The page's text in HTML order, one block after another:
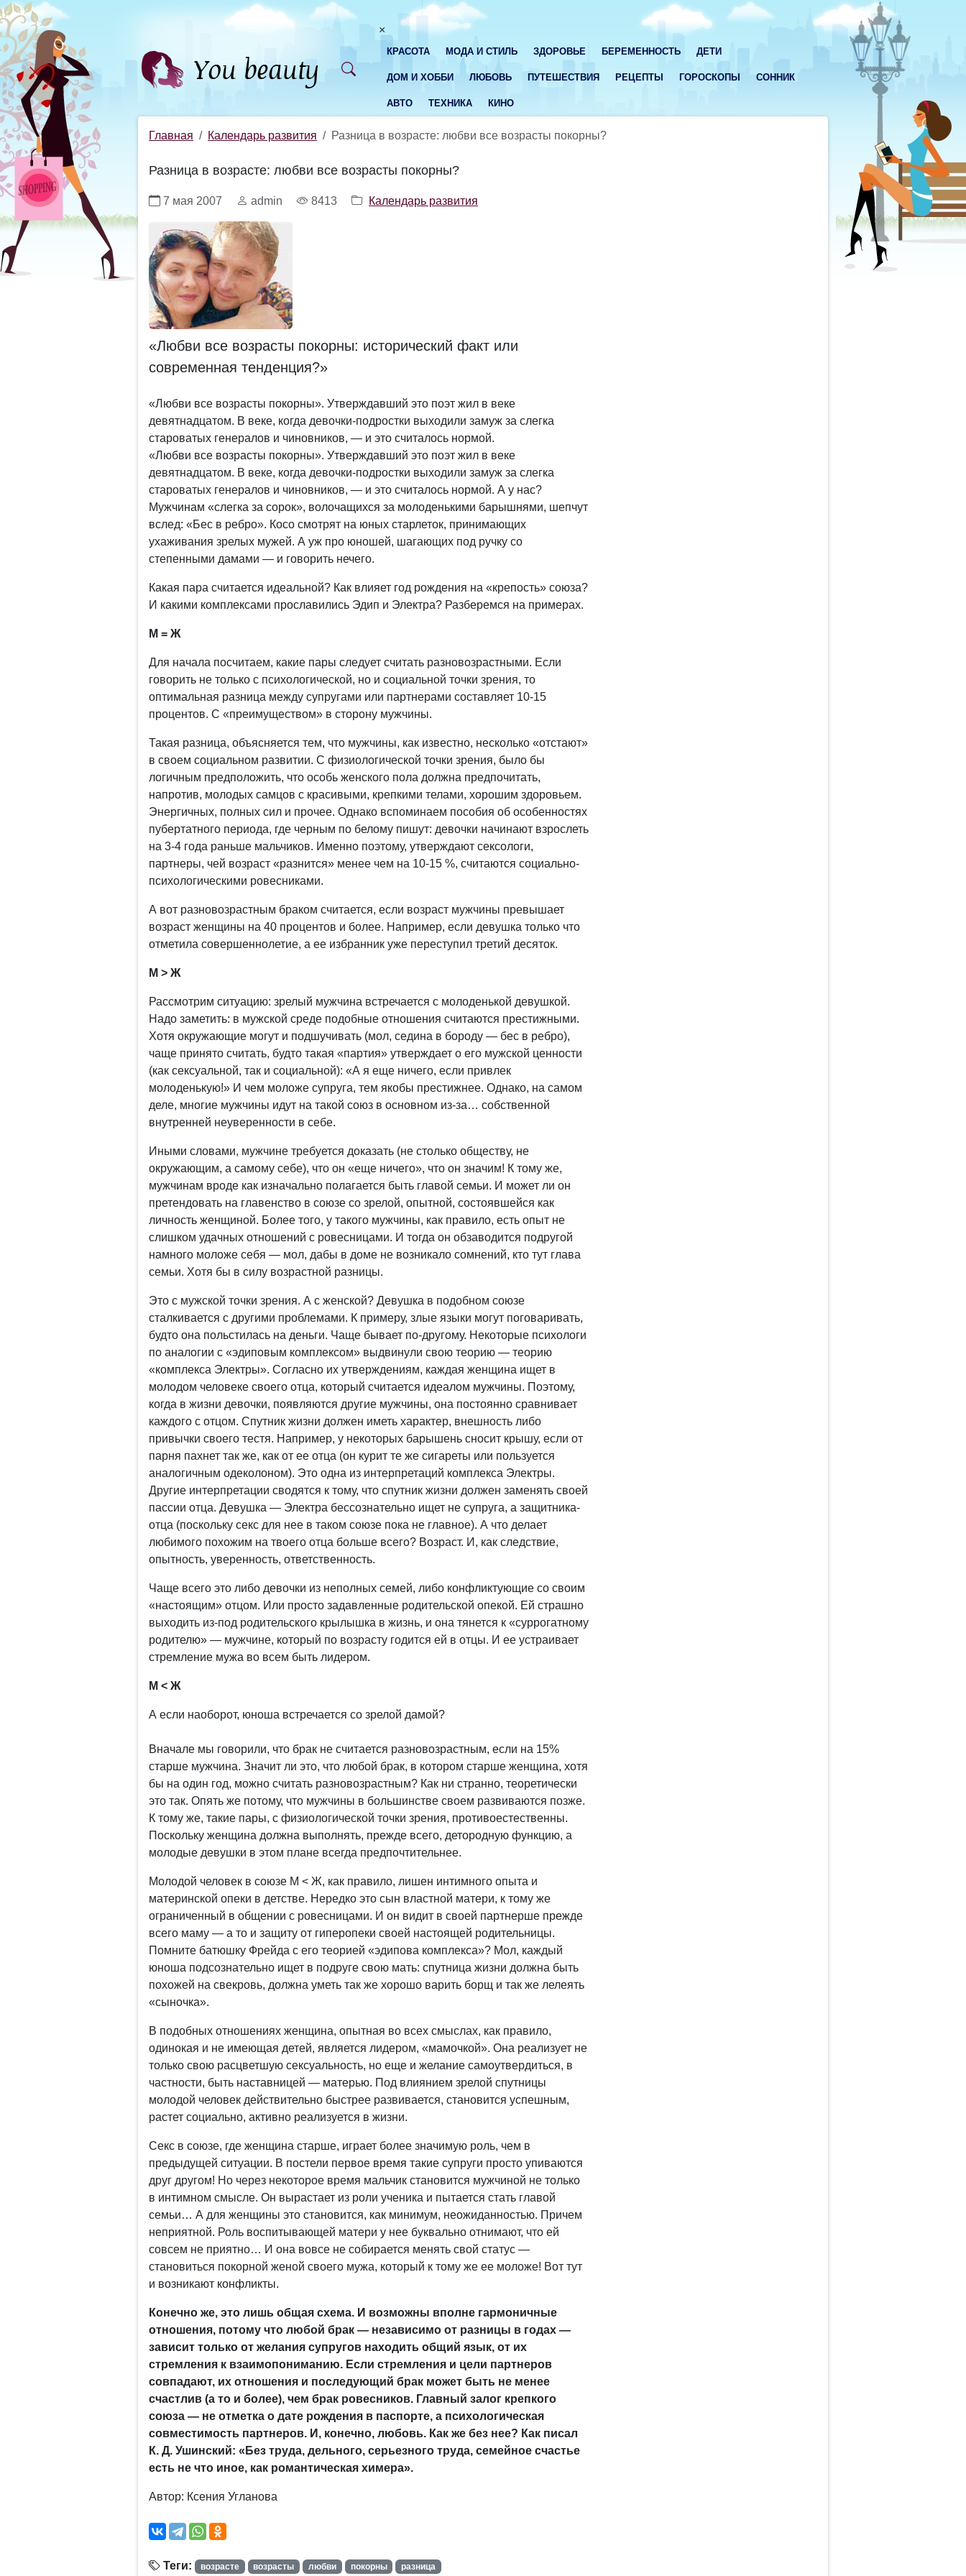
×
КРАСОТА МОДА И СТИЛЬ ЗДОРОВЬЕ БЕРЕМЕННОСТЬ ДЕТИ
ДОМ И ХОББИ ЛЮБОВЬ ПУТЕШЕСТВИЯ РЕЦЕПТЫ ГОРОСКОПЫ СОННИК
АВТО ТЕХНИКА КИНО
Главная Календарь развития Разница в возрасте: любви все возрасты покорны?
Разница в возрасте: любви все возрасты покорны?
7 мая 2007 admin 8413 Календарь развития
«Любви все возрасты покорны: исторический факт или
современная тенденция?»
«Любви все возрасты покорны». Утверждавший это поэт жил в веке
девятнадцатом. В веке, когда девочки-подростки выходили замуж за слегка
староватых генералов и чиновников, — и это считалось нормой.
«Любви все возрасты покорны». Утверждавший это поэт жил в веке
девятнадцатом. В веке, когда девочки-подростки выходили замуж за слегка
староватых генералов и чиновников, — и это считалось нормой. А у нас?
Мужчинам «слегка за сорок», волочащихся за молоденькими барышнями, шепчут
вслед: «Бес в ребро». Косо смотрят на юных старлеток, принимающих
ухаживания зрелых мужей. А уж про юношей, шагающих под ручку со
степенными дамами — и говорить нечего.
Какая пара считается идеальной? Как влияет год рождения на «крепость» союза?
И какими комплексами прославились Эдип и Электра? Разберемся на примерах.
М = Ж
Для начала посчитаем, какие пары следует считать разновозрастными. Если
говорить не только с психологической, но и социальной точки зрения, то
оптимальная разница между супругами или партнерами составляет 10-15
процентов. С «преимуществом» в сторону мужчины.
Такая разница, объясняется тем, что мужчины, как известно, несколько «отстают»
в своем социальном развитии. С физиологической точки зрения, было бы
логичным предположить, что особь женского пола должна предпочитать,
напротив, молодых самцов с красивыми, крепкими телами, хорошим здоровьем.
Энергичных, полных сил и прочее. Однако вспоминаем пособия об особенностях
пубертатного периода, где черным по белому пишут: девочки начинают взрослеть
на 3-4 года раньше мальчиков. Именно поэтому, утверждают сексологи,
партнеры, чей возраст «разнится» менее чем на 10-15 %, считаются социально-
психологическими ровесниками.
А вот разновозрастным браком считается, если возраст мужчины превышает
возраст женщины на 40 процентов и более. Например, если девушка только что
отметила совершеннолетие, а ее избранник уже переступил третий десяток.
М > Ж
Рассмотрим ситуацию: зрелый мужчина встречается с молоденькой девушкой.
Надо заметить: в мужской среде подобные отношения считаются престижными.
Хотя окружающие могут и подшучивать (мол, седина в бороду — бес в ребро),
чаще принято считать, будто такая «партия» утверждает о его мужской ценности
(как сексуальной, так и социальной): «А я еще ничего, если привлек
молоденькую!» И чем моложе супруга, тем якобы престижнее. Однако, на самом
деле, многие мужчины идут на такой союз в основном из-за… собственной
внутренней неуверенности в себе.
Иными словами, мужчине требуется доказать (не столько обществу, не
окружающим, а самому себе), что он «еще ничего», что он значим! К тому же,
мужчинам вроде как изначально полагается быть главой семьи. И может ли он
претендовать на главенство в союзе со зрелой, опытной, состоявшейся как
личность женщиной. Более того, у такого мужчины, как правило, есть опыт не
слишком удачных отношений с ровесницами. И тогда он обзаводится подругой
намного моложе себя — мол, дабы в доме не возникало сомнений, кто тут глава
семьи. Хотя бы в силу возрастной разницы.
Это с мужской точки зрения. А с женской? Девушка в подобном союзе
сталкивается с другими проблемами. К примеру, злые языки могут поговаривать,
будто она польстилась на деньги. Чаще бывает по-другому. Некоторые психологи
по аналогии с «эдиповым комплексом» выдвинули свою теорию — теорию
«комплекса Электры». Согласно их утверждениям, каждая женщина ищет в
молодом человеке своего отца, который считается идеалом мужчины. Поэтому,
когда в жизни девочки, появляются другие мужчины, она постоянно сравнивает
каждого с отцом. Спутник жизни должен иметь характер, внешность либо
привычки своего тестя. Например, у некоторых барышень сносит крышу, если от
парня пахнет так же, как от ее отца (он курит те же сигареты или пользуется
аналогичным одеколоном). Это одна из интерпретаций комплекса Электры.
Другие интерпретации сводятся к тому, что спутник жизни должен заменять своей
пассии отца. Девушка — Электра бессознательно ищет не супруга, а защитника-
отца (поскольку секс для нее в таком союзе пока не главное). А что делает
любимого похожим на твоего отца больше всего? Возраст. И, как следствие,
опытность, уверенность, ответственность.
Чаще всего это либо девочки из неполных семей, либо конфликтующие со своим
«настоящим» отцом. Или просто задавленные родительской опекой. Ей страшно
выходить из-под родительского крылышка в жизнь, и она тянется к «суррогатному
родителю» — мужчине, который по возрасту годится ей в отцы. И ее устраивает
стремление мужа во всем быть лидером.
М < Ж
А если наоборот, юноша встречается со зрелой дамой?
Вначале мы говорили, что брак не считается разновозрастным, если на 15%
старше мужчина. Значит ли это, что любой брак, в котором старше женщина, хотя
бы на один год, можно считать разновозрастным? Как ни странно, теоретически
это так. Опять же потому, что мужчины в большинстве своем развиваются позже.
К тому же, такие пары, с физиологической точки зрения, противоестественны.
Поскольку женщина должна выполнять, прежде всего, детородную функцию, а
молодые девушки в этом плане всегда предпочтительнее.
Молодой человек в союзе М < Ж, как правило, лишен интимного опыта и
материнской опеки в детстве. Нередко это сын властной матери, к тому же
ограниченный в общении с ровесницами. И он видит в своей партнерше прежде
всего маму — а то и защиту от гиперопеки своей настоящей родительницы.
Помните батюшку Фрейда с его теорией «эдипова комплекса»? Мол, каждый
юноша подсознательно ищет в подруге свою мать: спутница жизни должна быть
похожей на свекровь, должна уметь так же хорошо варить борщ и так же лелеять
«сыночка».
В подобных отношениях женщина, опытная во всех смыслах, как правило,
одинокая и не имеющая детей, является лидером, «мамочкой». Она реализует не
только свою расцветшую сексуальность, но еще и желание самоутвердиться, в
частности, быть наставницей — матерью. Под влиянием зрелой спутницы
молодой человек действительно быстрее развивается, становится успешным,
растет социально, активно реализуется в жизни.
Секс в союзе, где женщина старше, играет более значимую роль, чем в
предыдущей ситуации. В постели первое время такие супруги просто упиваются
друг другом! Но через некоторое время мальчик становится мужчиной не только
в интимном смысле. Он вырастает из роли ученика и пытается стать главой
семьи… А для женщины это становится, как минимум, неожиданностью. Причем
неприятной. Роль воспитывающей матери у нее буквально отнимают, что ей
совсем не приятно… И она вовсе не собирается менять свой статус —
становиться покорной женой своего мужа, который к тому же ее моложе! Вот тут
и возникают конфликты.
Конечно же, это лишь общая схема. И возможны вполне гармоничные
отношения, потому что любой брак — независимо от разницы в годах —
зависит только от желания супругов находить общий язык, от их
стремления к взаимопониманию. Если стремления и цели партнеров
совпадают, их отношения и последующий брак может быть не менее
счастлив (а то и более), чем брак ровесников. Главный залог крепкого
союза — не отметка о дате рождения в паспорте, а психологическая
совместимость партнеров. И, конечно, любовь. Как же без нее? Как писал
К. Д. Ушинский: «Без труда, дельного, серьезного труда, семейное счастье
есть не что иное, как романтическая химера».
Автор: Ксения Угланова
Теги: возрасте возрасты любви покорны разница